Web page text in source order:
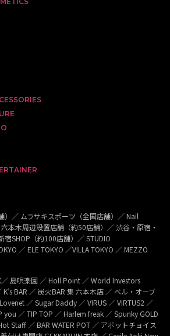
）／ ムラサキスポーツ（全国店舗）／ Nail
本木周辺設置店舗（約50店舗）／ 渋谷・原宿・
宿SHOP（約100店舗）／ STUDIO
／ ELE TOKYO ／VILLA TOKYO ／ MEZZO
／ 島唄楽園 ／ Holl Point ／ World Investors
K’s BAR ／ 炭火BAR 集 六本木店 ／ ベル・オーブ
／ Sugar Daddy ／ VIRUS ／ VIRTUS2 ／
you ／ TIP TOP ／ Harlem freak ／ Spunky GOLD
Staff ／ BAR WATER POT ／ アボットチョイス